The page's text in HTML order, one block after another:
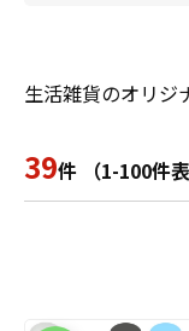
生活雑貨のオリジ
39件 （1-100件表